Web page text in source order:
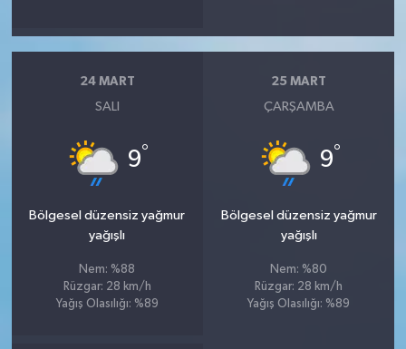
24 MART
SALI
9°
Bölgesel düzensiz yağmur
yağışlı
Nem: %88
Rüzgar: 28 km/h
Yağış Olasılığı: %89
25 MART
ÇARŞAMBA
9°
Bölgesel düzensiz yağmur
yağışlı
Nem: %80
Rüzgar: 28 km/h
Yağış Olasılığı: %89